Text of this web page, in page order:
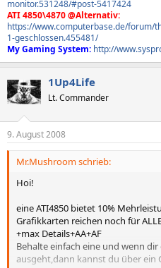
monitor.531248/#post-5417424
ATI 4850\4870 @Alternativ:
https://www.computerbase.de/forum/
1-geschlossen.455481/
My Gaming System: http://
1Up4Life
Lt. Commander
9. August 2008
Mr.Mushroom schrieb:
Hoi!
eine ATI4850 bietet 10%
Grafikkarten reichen noch für
+max Details+AA+AF
Behalte einfach eine und wenn
ausgeht,dann kannst du über ein